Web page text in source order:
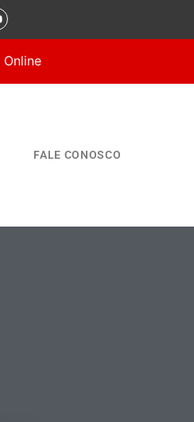
Online
FALE CONOSCO